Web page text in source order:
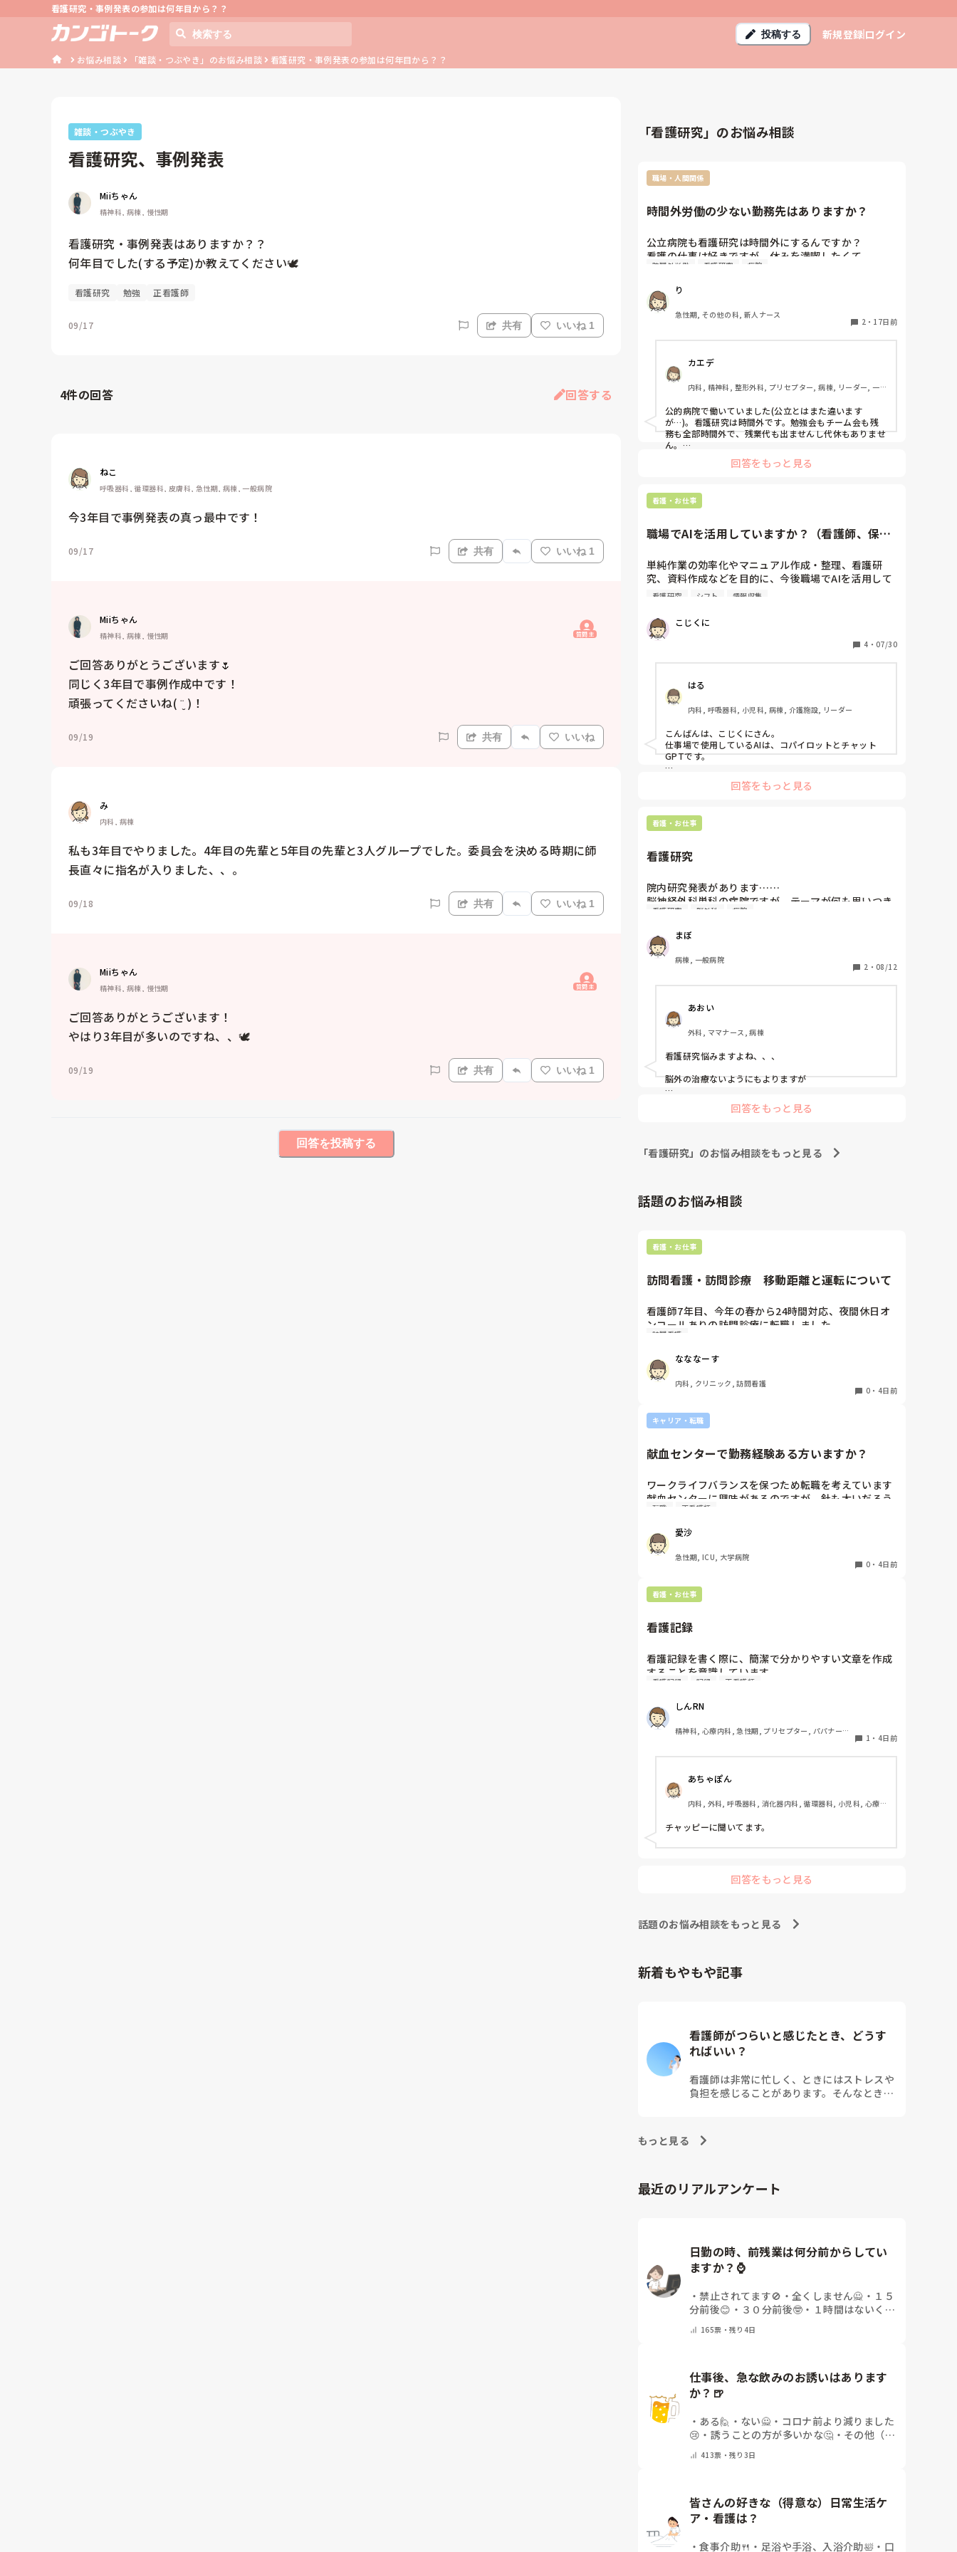
看護研究・事例発表の参加は何年目から？？
投稿する 新規登録ログイン
お悩み相談 「雑談・つぶやき」のお悩み相談 看護研究・事例発表の参加は何年目から？？
雑談・つぶやき
看護研究、事例発表
Miiちゃん
精神科, 病棟, 慢性期
看護研究・事例発表はありますか？？
何年目でした(する予定)か教えてください🕊
看護研究 勉強 正看護師
09/17 共有 いいね 1
4件の回答 回答する
ねこ
呼吸器科, 循環器科, 皮膚科, 急性期, 病棟, 一般病院
今3年目で事例発表の真っ最中です！
09/17 共有 いいね 1
Miiちゃん
精神科, 病棟, 慢性期 質問主
ご回答ありがとうございます🌷
同じく3年目で事例作成中です！
頑張ってくださいね( ¨̮ )！
09/19 共有 いいね
み
内科, 病棟
私も3年目でやりました。4年目の先輩と5年目の先輩と3人グループでした。委員会を決める時期に師
長直々に指名が入りました、、。
09/18 共有 いいね 1
Miiちゃん
精神科, 病棟, 慢性期 質問主
ご回答ありがとうございます！
やはり3年目が多いのですね、、🕊
09/19 共有 いいね 1
回答を投稿する
「看護研究」のお悩み相談
職場・人間関係
時間外労働の少ない勤務先はありますか？
公立病院も看護研究は時間外にするんですか？
看護の仕事は好きですが、休みを満喫したくて
時間外労働がなるべく少ないところで働きたくてお伺
ご教授いただけると幸いです🙇‍♀️
時間外労働 看護研究 病院
り
急性期, その他の科, 新人ナース
2 ・ 17日前
カエデ
内科, 精神科, 整形外科, プリセプター, 病棟, リーダー, 一般
公的病院で働いていました(公立とはまた違います
が…)。看護研究は時間外です。勉強会もチーム会も残
務も全部時間外で、残業代も出ませんし代休もありませ
ん。
今は個人病院ですが、看護研究はないし勉強会も時間内
でやります。残業はほぼありません。でも近所の個人病
上3つの病院はどこも求人で残業10時間以下となってま
す…実情を知るのは実際に働いている人に確認するのが
回答をもっと見る
看護・お仕事
職場でAIを活用していますか？（看護師、保健
単純作業の効率化やマニュアル作成・整理、看護研
究、資料作成などを目的に、今後職場でAIを活用して
いきたいと考えています。システムや個人情報の兼ね
います。
導入までに様々な調整が必要となる前提で、実際に活
用されている事例（またはブレインストーミング的な
看護研究 シフト 情報収集
こじくに
4 ・ 07/30
はる
内科, 呼吸器科, 小児科, 病棟, 介護施設, リーダー
こんばんは、こじくにさん。
仕事場で使用しているAIは、コパイロットとチャット
GPTです。
コパイロットは、マイクロソフト社が開発している為、
ワード、Excel、パワーポイントへの変換が容易です。
中国語になってしまうのが難点です。
アイディアだけもらって、自分でキャンバとか使って作
ば良いと思いますが、勤務表ぐらいなら私は自分で式入
マニュアル見直しとかは、元々あるマニュアルを全て読
み込み、近年の医療マニュアル改訂で変更されたところ
看護研究は自分で行う事をおすすめいたします。過去論
文の動向をコンセンサスと言うAIを使用してみても良い
と思います。
思考整理したいならチャットGPTがおすすめです。毎回
すよね？みたいにAIが育ってくれます。
どのAIもそうですが、間違いはあるので、それは違いま
すと訂正する事大切ですし、全てを鵜呑みにしない事を
守る必要があります。
後は会議を音声データで録音。文字起こしして、それを
AIで議事録にしてもらった後にニュアンスの違うところ
回答をもっと見る
看護・お仕事
看護研究
院内研究発表があります……
脳神経外科単科の病院ですが、テーマが何も思いつき
ません。何かお題のヒントでもいいのでご教授くださ
看護研究 脳外科 病院
まぼ
病棟, 一般病院
2 ・ 08/12
あおい
外科, ママナース, 病棟
看護研究悩みますよね、、、
脳外の治療ないようにもよりますが
術後せん妄予防に対する看護スタッフ教育プログラムの
	•	目的：看護師へのせん妄予防教育が発症率・発
症期間・重症度に与える効果を評価。
は対象も困ることなく探せるかなとは思いました。
回答をもっと見る
「看護研究」のお悩み相談をもっと見る
話題のお悩み相談
看護・お仕事
訪問看護・訪問診療　移動距離と運転について
看護師7年目、今年の春から24時間対応、夜間休日オ
ンコールありの訪問診療に転職しました。
元々就活の際にはエリアは片道30分程度と聞いており
上かかる市外の田舎にまで患者を受け入れる予定と。
日頃から運転しているとは言っても、深夜帯や冬道で
訪問に行くのはかなり不安で親からも止められていま
これって当たり前なんでしょうか？また同じような境
遇の方はどのような方法を取られているんでしょう
か？
訪問看護
なななーす
内科, クリニック, 訪問看護
0 ・ 4日前
キャリア・転職
献血センターで勤務経験ある方いますか？
ワークライフバランスを保つため転職を考えています
献血センターに興味があるのですが、針も太いだろう
し機械操作あるしイメージが湧きません
経験ある方いましたら、特別なスキルが必要かや働き
やすさなど教えていただきたいです！
転職 正看護師
愛沙
急性期, ICU, 大学病院
0 ・ 4日前
看護・お仕事
看護記録
看護記録を書く際に、簡潔で分かりやすい文章を作成
することを意識しています。
しかし忙しい日は、必要な情報を漏れなく記録するこ
皆さんは看護記録を効率よく作成するために工夫して
いることはありますか。
看護記録 記録 正看護師
しんRN
精神科, 心療内科, 急性期, プリセプター, パパナース,
1 ・ 4日前
あちゃぽん
内科, 外科, 呼吸器科, 消化器内科, 循環器科, 小児科, 心療内
リハビリ科, 総合診療科, 救急科, 超急性期, ICU, CCU,
HCU, その他の科, ママナース, 外来, 神経内科, 脳神経外科,
チャッピーに聞いてます。
回答をもっと見る
話題のお悩み相談をもっと見る
新着もやもや記事
看護師がつらいと感じたとき、どうす
ればいい？
看護師は非常に忙しく、ときにはストレスや
負担を感じることがあります。そんなとき、
を感じたときの対処法や秘訣を紹介します。
もっと見る
最近のリアルアンケート
日勤の時、前残業は何分前からしてい
ますか？⌚
・禁止されてます🚫 ・ 全くしません🙅 ・ １５
分前後😊 ・ ３０分前後🤓 ・ １時間はないくら
教えて下さい）
165票・残り4日
仕事後、急な飲みのお誘いはあります
か？🍺
・ ある🙋 ・ ない🙅 ・ コロナ前より減りました
😢 ・ 誘うことの方が多いかな🤔 ・ その他（コ
413票・残り3日
皆さんの好きな（得意な）日常生活ケ
ア・看護は？
・食事介助🍴 ・ 足浴や手浴、入浴介助🛀 ・ 口